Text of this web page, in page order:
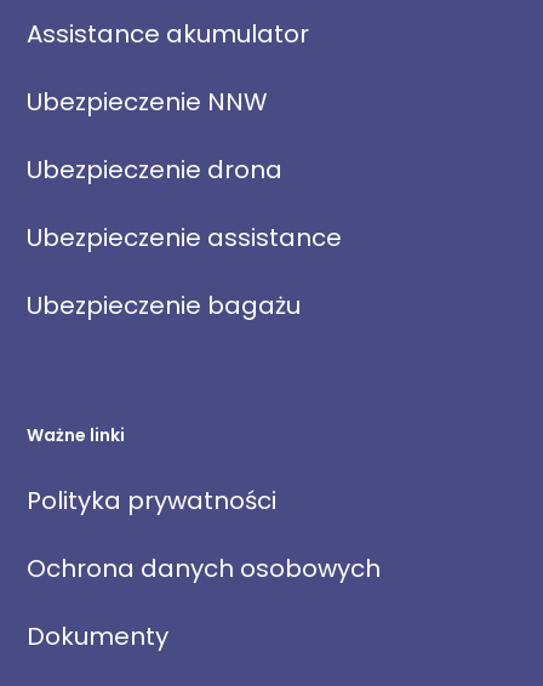
Assistance akumulator
Ubezpieczenie NNW
Ubezpieczenie drona
Ubezpieczenie assistance
Ubezpieczenie bagażu
Ważne linki
Polityka prywatności
Ochrona danych osobowych
Dokumenty